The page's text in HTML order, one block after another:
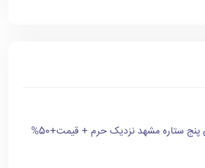
لیست بهترین هتل های پنج ستاره مشهد نزدیک حرم + قیمت+50%